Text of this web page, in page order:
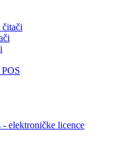
elektroničke licence